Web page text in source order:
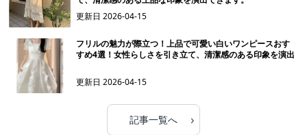
更新日2026-04-15
フリルの魅力が際立つ！上品で可愛い白いワンピースおす
すめ4選！女性らしさを引き立て、清潔感のある印象を演出
更新日2026-04-15
記事一覧へ ›